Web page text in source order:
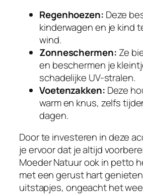
Regenhoezen: Deze
kinderwagen en je kind
wind.
Zonneschermen: Ze
en beschermen je
schadelijke UV-stralen.
Voetenzakken: Deze
warm en knus, zelfs
dagen.
Door te investeren in deze
je ervoor dat je altijd
Moeder Natuur ook in petto
met een gerust hart
uitstapjes, ongeacht het